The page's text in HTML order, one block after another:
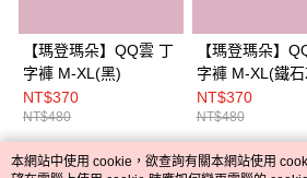
【瑪登瑪朵】QQ雲 丁
字褲 M-XL(黑)
NT$370
NT$480
【瑪登瑪朵】
字褲 M-XL(鐵
NT$370
NT$480
本網站中使用 cookie，欲查詢有關本網站使用